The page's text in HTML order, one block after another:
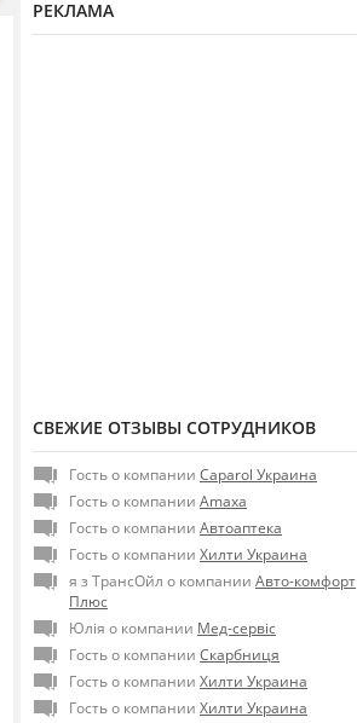
РЕКЛАМА
СВЕЖИЕ ОТЗЫВЫ СОТРУДНИКОВ
Гость о компании Caparol Украина
Гость о компании Amaxa
Гость о компании Автоаптека
Гость о компании Хилти Украина
я з ТрансОйл о компании Авто-комфорт
Плюс
Юлія о компании Мед-сервіс
Гость о компании Скарбниця
Гость о компании Хилти Украина
Гость о компании Хилти Украина